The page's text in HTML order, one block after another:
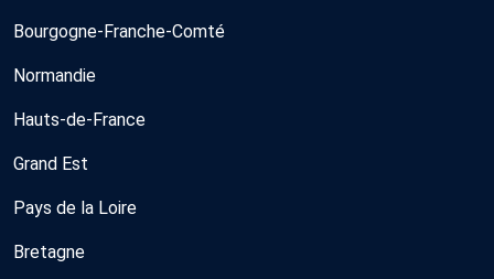
Bourgogne-Franche-Comté
Normandie
Hauts-de-France
Grand Est
Pays de la Loire
Bretagne